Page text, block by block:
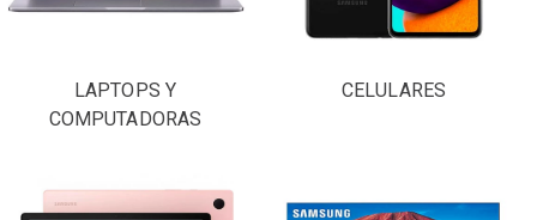
LAPTOPS Y
COMPUTADORAS
CELULARES